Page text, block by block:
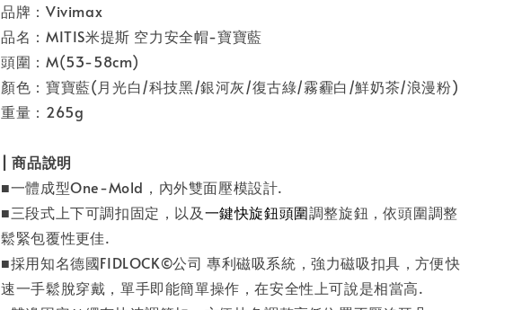
品牌：Vivimax
品名：MITIS米提斯 空力安全帽-寶寶藍
頭圍：M(53-58cm)
顏色：寶寶藍(月光白/科技黑/銀河灰/復古綠/霧霾白/鮮奶茶/浪漫粉)
重量：265g
| 商品說明
■一體成型One-Mold，內外雙面壓模設計.
■三段式上下可調扣固定，以及一鍵快旋鈕頭圍調整旋鈕，依頭圍調整
鬆緊包覆性更佳.
■採用知名德國FIDLOCK©公司 專利磁吸系統，強力磁吸扣具，方便快
速一手鬆脫穿戴，單手即能簡單操作，在安全性上可說是相當高.